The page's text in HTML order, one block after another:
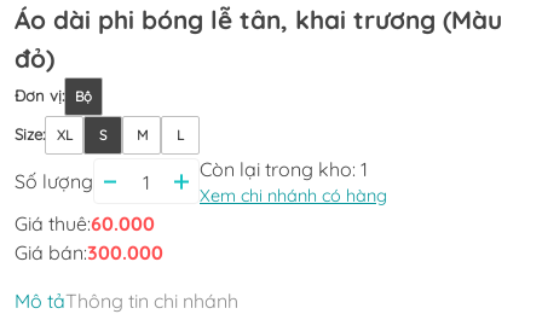
Áo dài phi bóng lễ tân, khai trương (Màu
đỏ)
Đơn vị: Bộ
Size: XL S M L
Số lượng
Còn lại trong kho: 1
Xem chi nhánh có hàng
Giá thuê:60.000
Giá bán:300.000
Mô tảThông tin chi nhánh